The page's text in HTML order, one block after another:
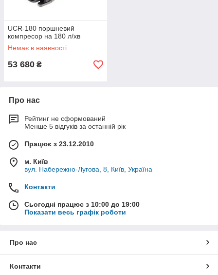
UCR-180 поршневий
компресор на 180 л/хв
Немає в наявності
53 680 ₴
Про нас
Рейтинг не сформований
Менше 5 відгуків за останній рік
Працює з 23.12.2010
м. Київ
вул. Набережно-Лугова, 8, Київ, Україна
Контакти
Сьогодні працює з 10:00 до 19:00
Показати весь графік роботи
Про нас
Контакти